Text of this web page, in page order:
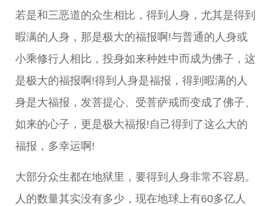
若是和三恶道的众生相比，得到人身，尤其是得到
暇满的人身，那是极大的福报啊!与普通的人身或
小乘修行人相比，投身如来种姓中而成为佛子，这
是极大的福报啊!得到人身是福报，得到暇满的人
身是大福报，发菩提心、受菩萨戒而变成了佛子、
如来的心子，更是极大福报!自己得到了这么大的
福报，多幸运啊!
大部分众生都在地狱里，要得到人身非常不容易。
人的数量其实没有多少，现在地球上有60多亿人